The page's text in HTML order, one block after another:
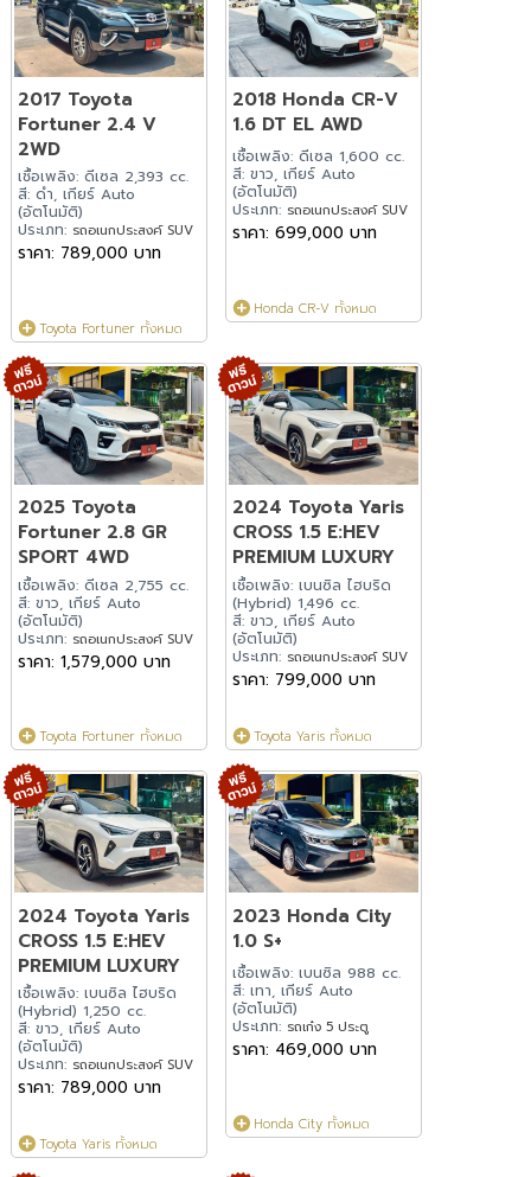
2017 Toyota
Fortuner 2.4 V
2WD
เชื้อเพลิง: ดีเซล 2,393 cc.
สี: ดำ, เกียร์ Auto
(อัตโนมัติ)
ประเภท: รถอเนกประสงค์ SUV
ราคา: 789,000 บาท
Toyota Fortuner ทั้งหมด
2018 Honda CR-V
1.6 DT EL AWD
เชื้อเพลิง: ดีเซล 1,600 cc.
สี: ขาว, เกียร์ Auto
(อัตโนมัติ)
ประเภท: รถอเนกประสงค์ SUV
ราคา: 699,000 บาท
Honda CR-V ทั้งหมด
2025 Toyota
Fortuner 2.8 GR
SPORT 4WD
เชื้อเพลิง: ดีเซล 2,755 cc.
สี: ขาว, เกียร์ Auto
(อัตโนมัติ)
ประเภท: รถอเนกประสงค์ SUV
ราคา: 1,579,000 บาท
Toyota Fortuner ทั้งหมด
2024 Toyota Yaris
CROSS 1.5 E:HEV
PREMIUM LUXURY
เชื้อเพลิง: เบนซิล ไฮบริด
(Hybrid) 1,496 cc.
สี: ขาว, เกียร์ Auto
(อัตโนมัติ)
ประเภท: รถอเนกประสงค์ SUV
ราคา: 799,000 บาท
Toyota Yaris ทั้งหมด
2024 Toyota Yaris
CROSS 1.5 E:HEV
PREMIUM LUXURY
เชื้อเพลิง: เบนซิล ไฮบริด
(Hybrid) 1,250 cc.
สี: ขาว, เกียร์ Auto
(อัตโนมัติ)
ประเภท: รถอเนกประสงค์ SUV
ราคา: 789,000 บาท
Toyota Yaris ทั้งหมด
2023 Honda City
1.0 S+
เชื้อเพลิง: เบนซิล 988 cc.
สี: เทา, เกียร์ Auto
(อัตโนมัติ)
ประเภท: รถเก๋ง 5 ประตู
ราคา: 469,000 บาท
Honda City ทั้งหมด